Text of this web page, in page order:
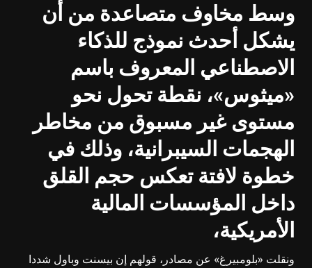
وسط مخاوف متصاعدة من أن
يشكل أحدث نموذج للذكاء
الاصطناعي المعروف باسم
«ميثوس»، نقطة تحول نحو
مستوى غير مسبوق من مخاطر
الهجمات السيبرانية، وذلك في
خطوة لافتة تعكس حجم القلق
داخل المؤسسات المالية
الأمريكية،
ونقلت «بلومبيرغ» عن مصادر، قولهم إن بيسنت وباول شددا